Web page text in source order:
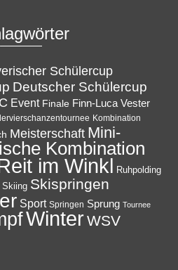
Schülercup
Deutscher Schülercup
Event Finale Finn-Luca Vester
Kombination
Meisterschaft Mini-
Kombination
im Winkl Ruhpolding
Skiing Skispringen
Sport Springen Sprung Tournee
WinterWSV